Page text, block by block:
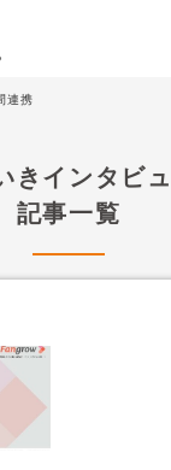
連携
きインタビ
記事一覧